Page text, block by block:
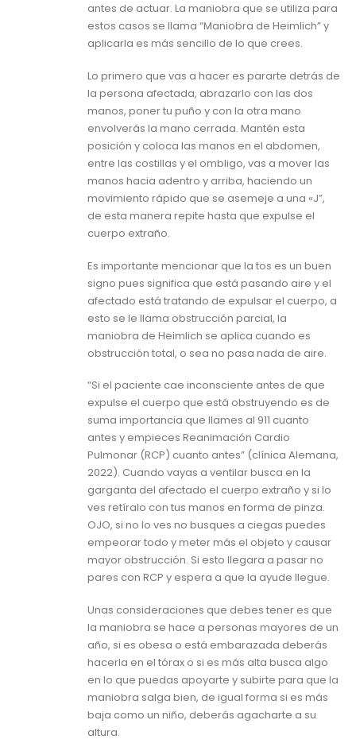
antes de actuar. La maniobra que se utiliza para
estos casos se llama “Maniobra de Heimlich” y
aplicarla es más sencillo de lo que crees.
Lo primero que vas a hacer es pararte detrás de
la persona afectada, abrazarlo con las dos
manos, poner tu puño y con la otra mano
envolverás la mano cerrada. Mantén esta
posición y coloca las manos en el abdomen,
entre las costillas y el ombligo, vas a mover las
manos hacia adentro y arriba, haciendo un
movimiento rápido que se asemeje a una «J”,
de esta manera repite hasta que expulse el
cuerpo extraño.
Es importante mencionar que la tos es un buen
signo pues significa que está pasando aire y el
afectado está tratando de expulsar el cuerpo, a
esto se le llama obstrucción parcial, la
maniobra de Heimlich se aplica cuando es
obstrucción total, o sea no pasa nada de aire.
“Si el paciente cae inconsciente antes de que
expulse el cuerpo que está obstruyendo es de
suma importancia que llames al 911 cuanto
antes y empieces Reanimación Cardio
Pulmonar (RCP) cuanto antes” (clínica Alemana,
2022). Cuando vayas a ventilar busca en la
garganta del afectado el cuerpo extraño y si lo
ves retíralo con tus manos en forma de pinza.
OJO, si no lo ves no busques a ciegas puedes
empeorar todo y meter más el objeto y causar
mayor obstrucción. Si esto llegara a pasar no
pares con RCP y espera a que la ayude llegue.
Unas consideraciones que debes tener es que
la maniobra se hace a personas mayores de un
año, si es obesa o está embarazada deberás
hacerla en el tórax o si es más alta busca algo
en lo que puedas apoyarte y subirte para que la
maniobra salga bien, de igual forma si es más
baja como un niño, deberás agacharte a su
altura.